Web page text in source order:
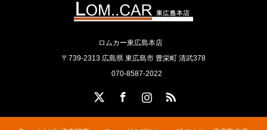
ロムカー東広島本店
〒739-2313 広島県 東広島市 豊栄町 清武378
070-8587-2022
InstagramRSS